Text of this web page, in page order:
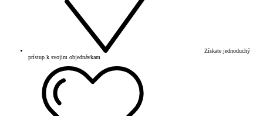
Získate jednoduchý
prístup k svojim objednávkam